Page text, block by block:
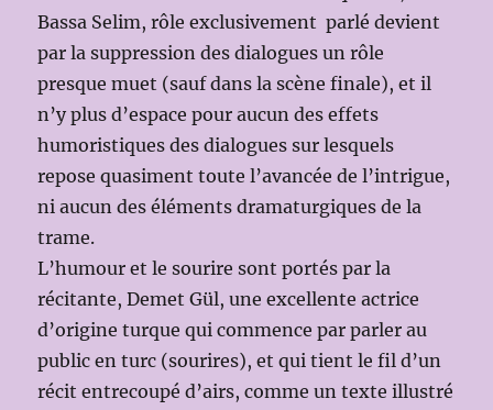
Bassa Selim, rôle exclusivement parlé devient
par la suppression des dialogues un rôle
presque muet (sauf dans la scène finale), et il
n’y plus d’espace pour aucun des effets
humoristiques des dialogues sur lesquels
repose quasiment toute l’avancée de l’intrigue,
ni aucun des éléments dramaturgiques de la
trame.
L’humour et le sourire sont portés par la
récitante, Demet Gül, une excellente actrice
d’origine turque qui commence par parler au
public en turc (sourires), et qui tient le fil d’un
récit entrecoupé d’airs, comme un texte illustré